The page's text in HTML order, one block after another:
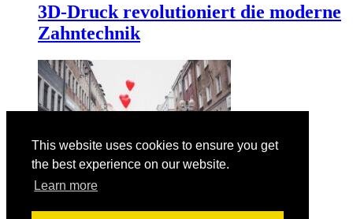
This website uses cookies to ensure you get
the best experience on our website.
Learn more
3D-Druck revolutioniert die moderne
Zahntechnik
Der Valentinstag am 14. Februar